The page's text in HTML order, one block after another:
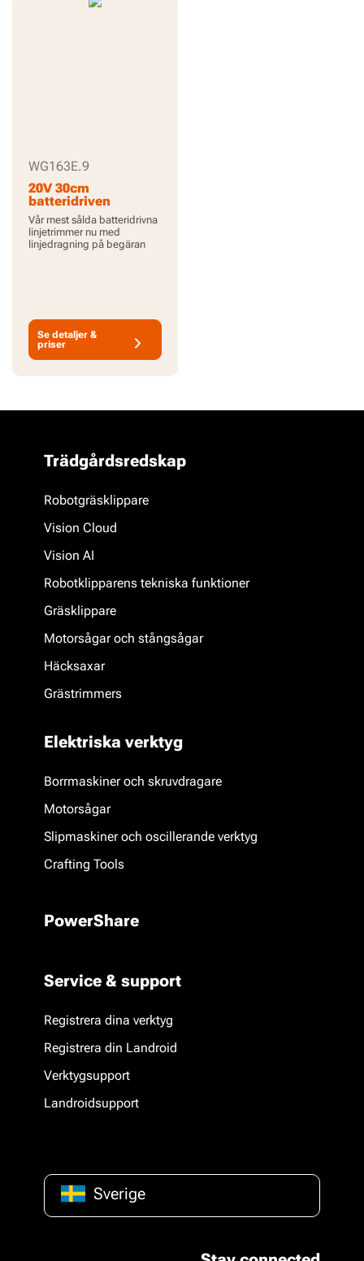
WG163E.9
20V 30cm
batteridriven
grästrimmer - endast
verktyg
Vår mest sålda batteridrivna
linjetrimmer nu med
linjedragning på begäran
Se detaljer &
priser
Trädgårdsredskap
Robotgräsklippare
Vision Cloud
Vision AI
Robotklipparens tekniska funktioner
Gräsklippare
Motorsågar och stångsågar
Häcksaxar
Grästrimmers
Elektriska verktyg
Borrmaskiner och skruvdragare
Motorsågar
Slipmaskiner och oscillerande verktyg
Crafting Tools
PowerShare
Service & support
Registrera dina verktyg
Registrera din Landroid
Verktygsupport
Landroidsupport
Sverige